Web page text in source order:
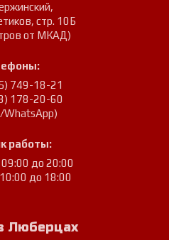
,
стр. 10Б
от МКАД)
749-18-21
178-20-60
WhatsApp)
работы:
до 20:00
до 18:00
Люберцах